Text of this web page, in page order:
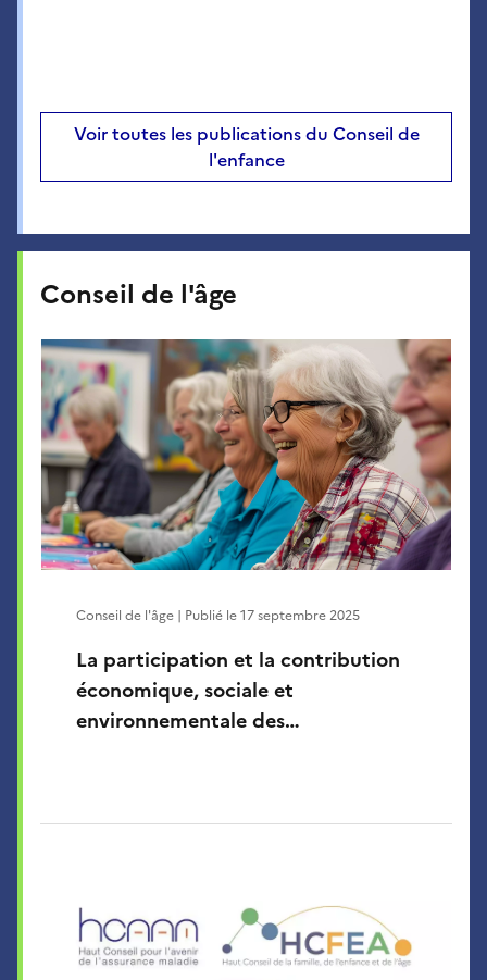
Voir toutes les publications du Conseil de
l'enfance
Conseil de l'âge
La participation et la contribution
économique, sociale et
environnementale des…
Conseil de l'âge | Publié le17 septembre 2025